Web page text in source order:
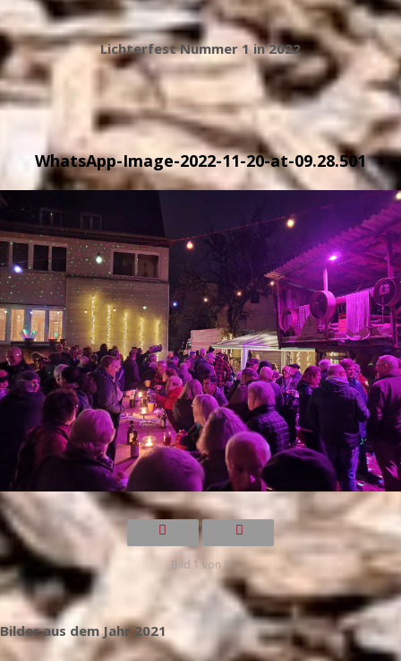
Lichterfest Nummer 1 in 2022
WhatsApp-Image-2022-11-20-at-09.28.501
Bild 1 von 8
Bilder aus dem Jahr 2021